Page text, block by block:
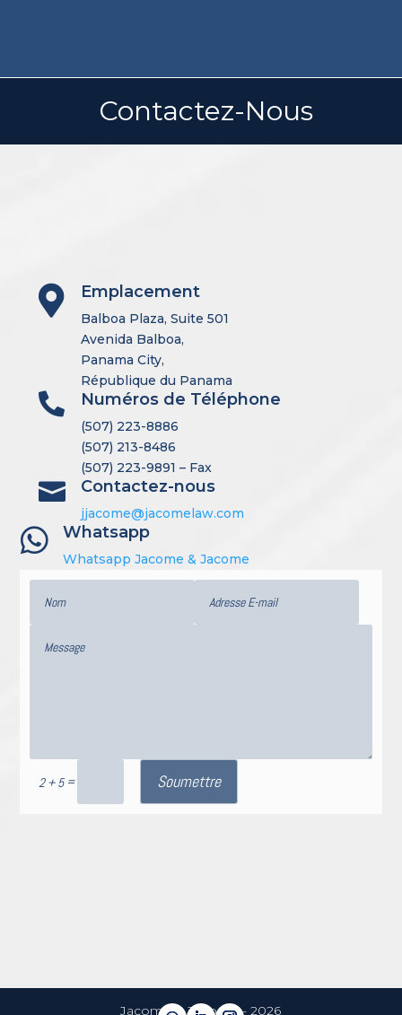
Contactez-Nous
 Emplacement
Balboa Plaza, Suite 501
Avenida Balboa,
Panama City,
République du Panama
 Numéros de Téléphone
(507) 223-8886
(507) 213-8486
(507) 223-9891 – Fax
 Contactez-nous
jjacome@jacomelaw.com
 Whatsapp
Whatsapp Jacome & Jacome
2 + 5= Soumettre
Jacome & Jacome - 2026